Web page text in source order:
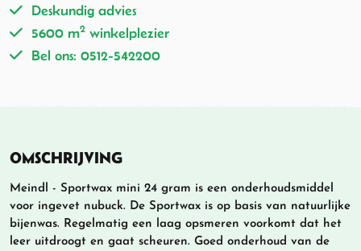
Deskundig advies
5600 m2 winkelplezier
Bel ons: 0512-542200
OMSCHRIJVING
Meindl - Sportwax mini 24 gram is een onderhoudsmiddel
voor ingevet nubuck. De Sportwax is op basis van natuurlijke
bijenwas. Regelmatig een laag opsmeren voorkomt dat het
leer uitdroogt en gaat scheuren. Goed onderhoud van de